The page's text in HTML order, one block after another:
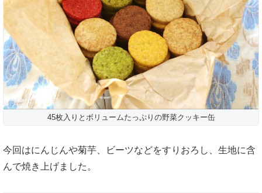
45枚入りとボリュームたっぷりの野菜クッキー缶
今回はにんじんや菊芋、ビーツなどをすりおろし、生地に含
んで焼き上げました。